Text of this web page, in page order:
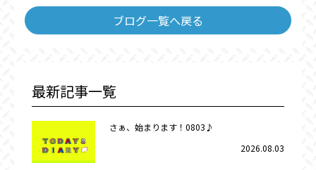
ブログ一覧へ戻る
最新記事一覧
さぁ、始まります！0803♪
2026.08.03